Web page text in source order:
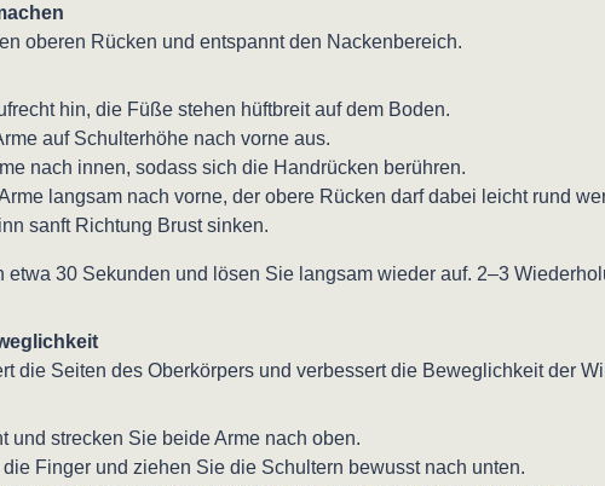
oberen Rücken und entspannt den Nackenbereich.
hin, die Füße stehen hüftbreit auf dem Boden.
auf Schulterhöhe nach vorne aus.
nach innen, sodass sich die Handrücken berühren.
langsam nach vorne, der obere Rücken darf dabei leicht rund
sanft Richtung Brust sinken.
etwa 30 Sekunden und lösen Sie langsam wieder auf. 2–3
die Seiten des Oberkörpers und verbessert die Beweglichkeit der
und strecken Sie beide Arme nach oben.
Finger und ziehen Sie die Schultern bewusst nach unten.